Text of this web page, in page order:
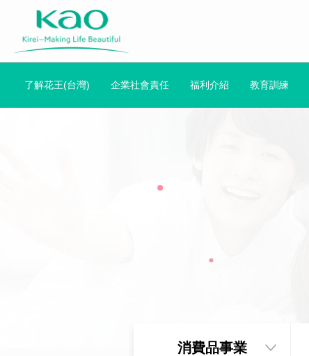
了解花王(台灣) 企業社會責任 福利介紹 教育訓練
消費品事業